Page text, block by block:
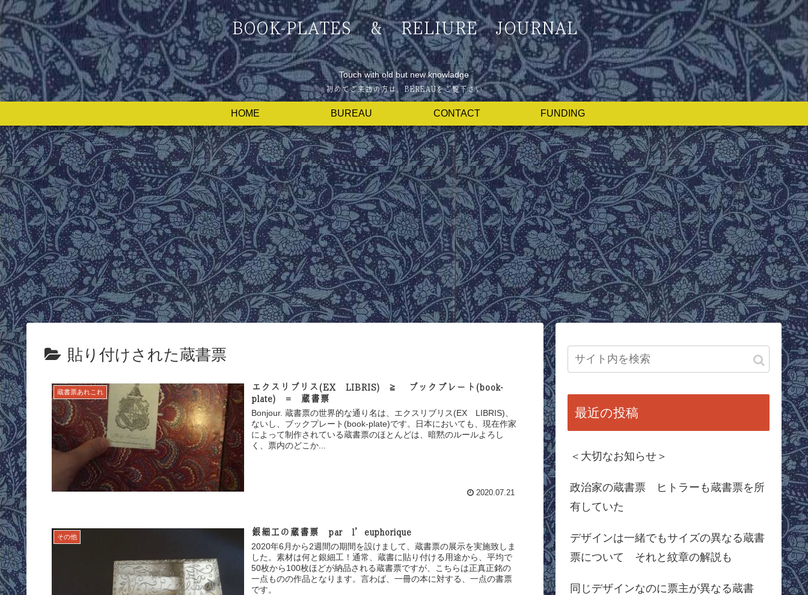
BOOK-PLATES & RELIURE JOURNAL
Touch with old but new knowladge
HOME BUREAU CONTACT FUNDING
貼り付けされた蔵書票
蔵書票あれこれ
エクスリブリス(EX LIBRIS) ≧ ブックプレート(book-
plate) = 蔵書票
Bonjour. 蔵書票の世界的な通り名は、エクスリブリス(EX LIBRIS)、
ないし、ブックプレート(book-plate)です。日本においても、現在作家
によって制作されている蔵書票のほとんどは、暗黙のルールよろし
く、票内のどこか...
2020.07.21
その他 銀細工の蔵書票 par l’euphorique
2020年6月から2週間の期間を設けまして、蔵書票の展示を実施致しま
した。素材は何と銀細工！通常、蔵書に貼り付ける用途から、平均で
50枚から100枚ほどが納品される蔵書票ですが、こちらは正真正銘の
一点ものの作品となります。言わば、一冊の本に対する、一点の書票
です。
最近の投稿
＜大切なお知らせ＞
政治家の蔵書票 ヒトラーも蔵書票を所
有していた
デザインは一緒でもサイズの異なる蔵書
票について それと紋章の解説も
同じデザインなのに票主が異なる蔵書